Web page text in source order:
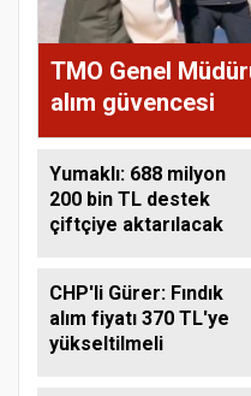
TMO Genel
alım güvencesi
Yumaklı: 688 milyon
200 bin TL destek
çiftçiye aktarılacak
CHP'li Gürer: Fındık
alım fiyatı 370 TL'ye
yükseltilmeli